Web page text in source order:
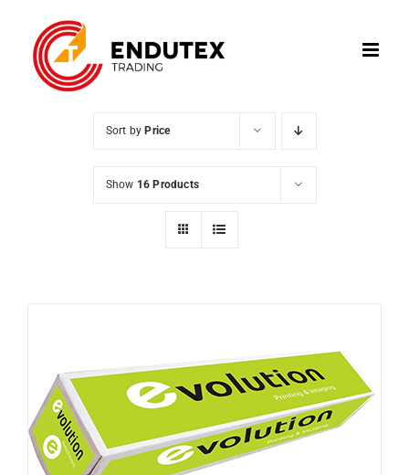
content
Sort by Price
Show 16 Products